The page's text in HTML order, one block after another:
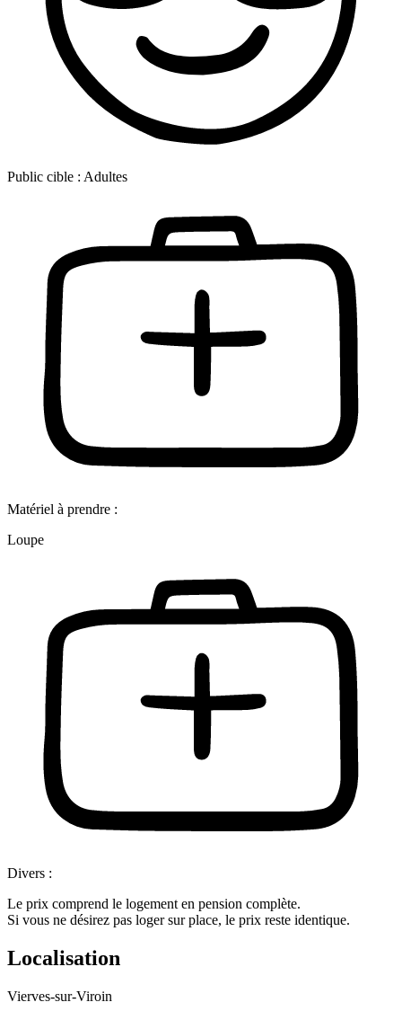
Public cible : Adultes
Matériel à prendre :
Loupe
Divers :
Le prix comprend le logement en pension complète.
Si vous ne désirez pas loger sur place, le prix reste identique.
Localisation
Vierves-sur-Viroin